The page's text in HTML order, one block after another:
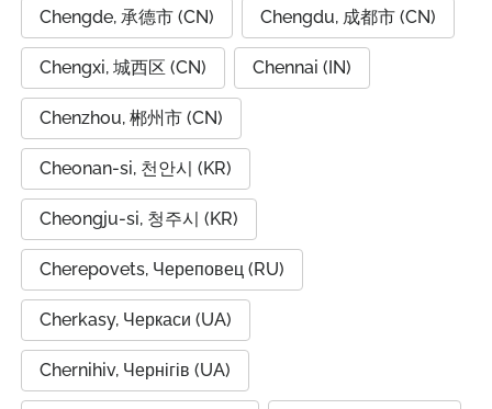
Chengde, 承德市 (CN) Chengdu, 成都市 (CN)
Chengxi, 城西区 (CN) Chennai (IN)
Chenzhou, 郴州市 (CN)
Cheonan-si, 천안시 (KR)
Cheongju-si, 청주시 (KR)
Cherepovets, Череповец (RU)
Cherkasy, Черкаси (UA)
Chernihiv, Чернігів (UA)